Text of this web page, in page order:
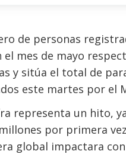
de personas
el mes de mayo
y sitúa el total de
este martes por el
representa un hito,
por primera
global impactara